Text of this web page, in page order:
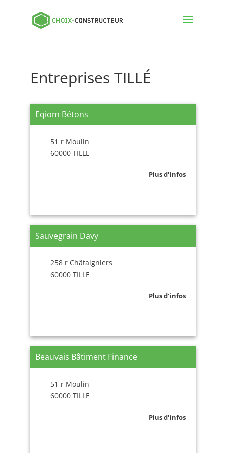
Entreprises TILLÉ
Eqiom Bétons
51 r Moulin
60000 TILLE
Plus d'infos
Sauvegrain Davy
258 r Châtaigniers
60000 TILLE
Plus d'infos
Beauvais Bâtiment Finance
51 r Moulin
60000 TILLE
Plus d'infos